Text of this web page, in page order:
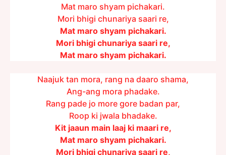
Mat maro shyam pichakari.
Mori bhigi chunariya saari re,
Mat maro shyam pichakari.
Mori bhigi chunariya saari re,
Mat maro shyam pichakari.
Naajuk tan mora, rang na daaro shama,
Ang-ang mora phadake.
Rang pade jo more gore badan par,
Roop ki jwala bhadake.
Kit jaaun main laaj ki maari re,
Mat maro shyam pichakari.
Mori bhigi chunariya saari re,